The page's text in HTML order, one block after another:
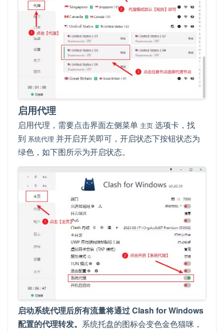
启用代理
启用代理，需要点击界面左侧菜单 主页 选项卡，找
到 系统代理 并开启开关即可，开启状态下按钮状态为
绿色，如下图所示为开启状态。
启动系统代理后所有流量将通过 Clash for Windows
配置的代理转发。 系统托盘的图标会变色金色猫咪，